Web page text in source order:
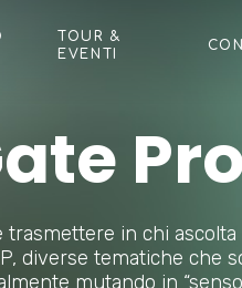
TOUR &
EVENTI
trasmettere in chi
diverse tematiche che
mutando in